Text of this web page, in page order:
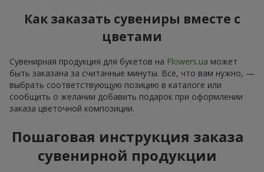
Как заказать сувениры вместе с
цветами
Сувенирная продукция для букетов на Flowers.ua может
быть заказана за считанные минуты. Всё, что вам нужно, —
выбрать соответствующую позицию в каталоге или
сообщить о желании добавить подарок при оформлении
заказа цветочной композиции.
Пошаговая инструкция заказа
сувенирной продукции